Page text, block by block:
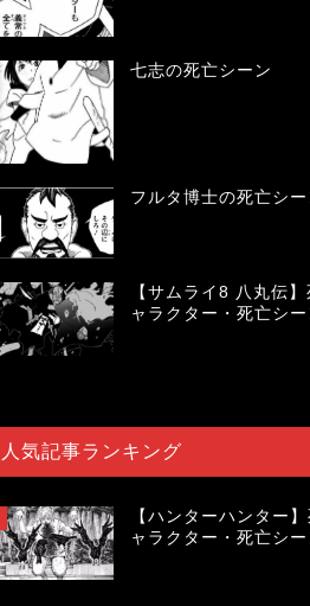
七志の死亡シーン
フルタ博士の死亡シー
【サムライ8 八丸伝】
ャラクター・死亡シ
人気記事ランキング
【ハンターハンター
ャラクター・死亡シ